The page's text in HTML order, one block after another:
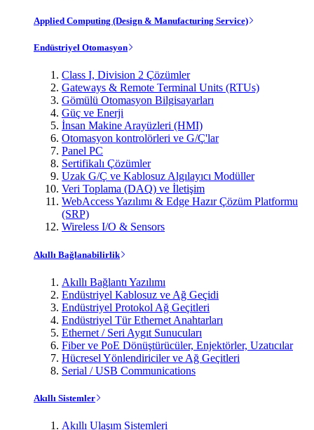
Applied Computing (Design & Manufacturing Service)
Endüstriyel Otomasyon
Class I, Division 2 Çözümler
Gateways & Remote Terminal Units (RTUs)
Gömülü Otomasyon Bilgisayarları
Güç ve Enerji
İnsan Makine Arayüzleri (HMI)
Otomasyon kontrolörleri ve G/Ç'lar
Panel PC
Sertifikalı Çözümler
Uzak G/Ç ve Kablosuz Algılayıcı Modüller
Veri Toplama (DAQ) ve İletişim
WebAccess Yazılımı & Edge Hazır Çözüm Platformu
(SRP)
Wireless I/O & Sensors
Akıllı Bağlanabilirlik
Akıllı Bağlantı Yazılımı
Endüstriyel Kablosuz ve Ağ Geçidi
Endüstriyel Protokol Ağ Geçitleri
Endüstriyel Tür Ethernet Anahtarları
Ethernet / Seri Aygıt Sunucuları
Fiber ve PoE Dönüştürücüler, Enjektörler, Uzatıcılar
Hücresel Yönlendiriciler ve Ağ Geçitleri
Serial / USB Communications
Akıllı Sistemler
Akıllı Ulaşım Sistemleri